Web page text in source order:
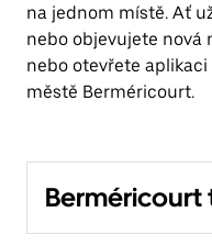
na jednom místě. Ať
nebo objevujete nová
nebo otevřete aplikaci
městě Berméricourt.
Berméricourt